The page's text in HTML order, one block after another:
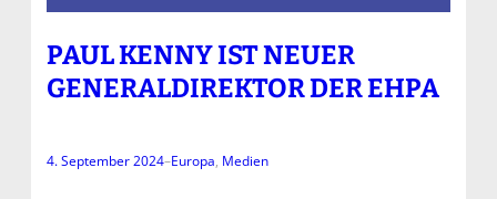
PAUL KENNY IST NEUER
GENERALDIREKTOR DER EHPA
4. September 2024–Europa, Medien